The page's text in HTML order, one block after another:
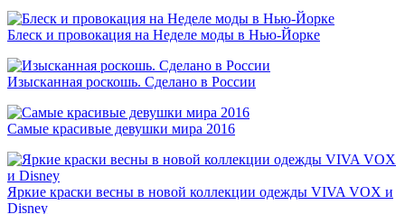
Блеск и провокация на Неделе моды в Нью-Йорке
Изысканная роскошь. Сделано в России
Самые красивые девушки мира 2016
Яркие краски весны в новой коллекции одежды VIVA VOX и
Disney